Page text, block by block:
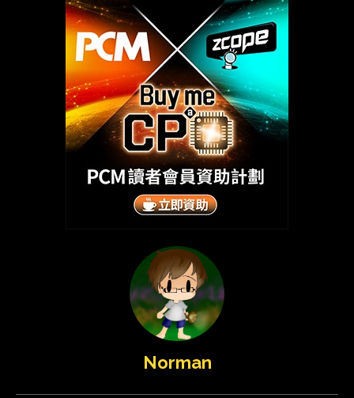
Norman